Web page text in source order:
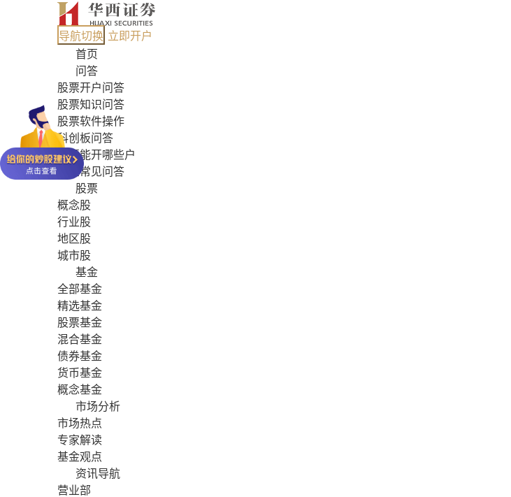
导航切换 立即开户
首页
问答
股票开户问答
股票知识问答
股票软件操作
科创板问答
股票能开哪些户
基金常见问答
股票
概念股
行业股
地区股
城市股
基金
全部基金
精选基金
股票基金
混合基金
债券基金
货币基金
概念基金
市场分析
市场热点
专家解读
基金观点
资讯导航
营业部